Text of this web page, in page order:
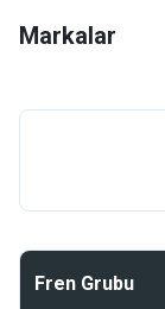
V
Markalar
Fren Grubu